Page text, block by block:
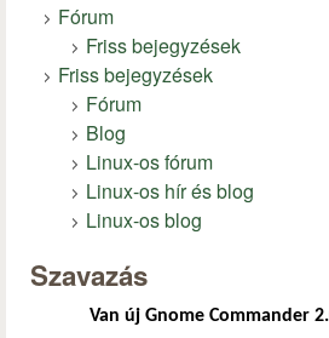
Fórum
Friss bejegyzések
Friss bejegyzések
Fórum
Blog
Linux-os fórum
Linux-os hír és blog
Linux-os blog
Szavazás
Van új Gnome Commander